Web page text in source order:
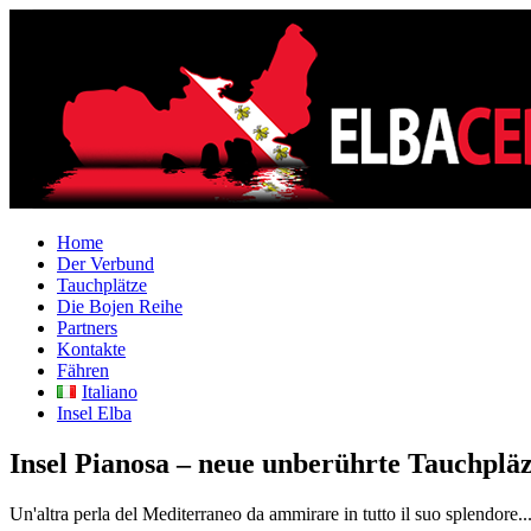
Home
Der Verbund
Tauchplätze
Die Bojen Reihe
Partners
Kontakte
Fähren
Italiano
Insel Elba
Insel Pianosa – neue unberührte
Un'altra perla del Mediterraneo da ammirare in tutto il suo splendore...